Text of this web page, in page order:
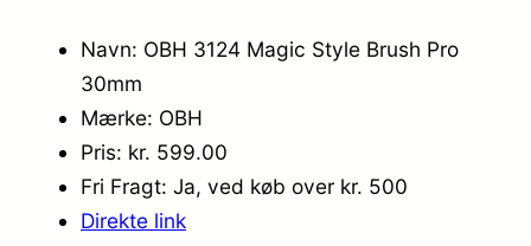
Navn: OBH 3124 Magic Style Brush Pro
30mm
Mærke: OBH
Pris: kr. 599.00
Fri Fragt: Ja, ved køb over kr. 500
Direkte link